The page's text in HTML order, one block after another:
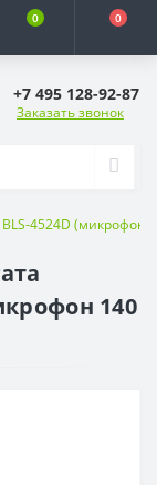
0 0
+7 495 128-92-87
Заказать звонок
4524D (микрофон
140